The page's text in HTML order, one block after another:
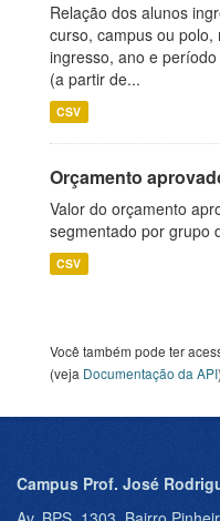
Relação dos alunos
curso, campus ou
ingresso, ano e
(a partir de...
CSV
Orçamento
Valor do orçamento
segmentado por grupo
CSV
Você também pode ter
(veja Documentação da API
Campus Prof. José